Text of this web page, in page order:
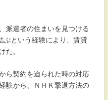
派遣者の住まいを見つける
ぶという経験により、賃貸
た。
ら契約を迫られた時の対応
験から、ＮＨＫ撃退方法の